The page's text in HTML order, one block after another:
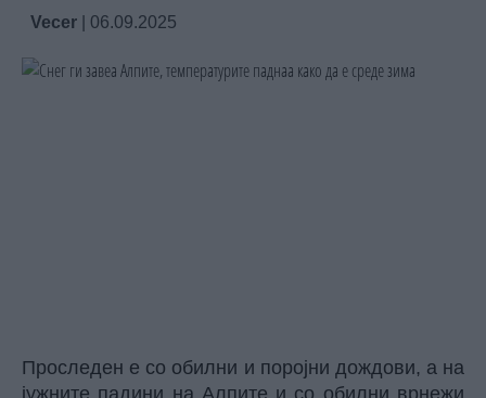
Vecer 06.09.2025
Проследен е со обилни и поројни дождови, а на
јужните падини на Алпите и со обилни врнежи